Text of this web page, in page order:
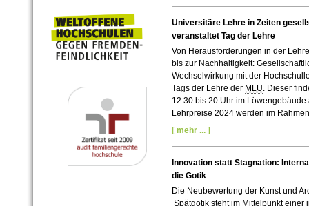
Universitäre Lehre in Zeiten
veranstaltet Tag der Lehre
Von Herausforderungen in der
bis zur Nachhaltigkeit:
Wechselwirkung mit der
Tags der Lehre der MLU. Dieser
12.30 bis 20 Uhr im
Lehrpreise 2024 werden im
[ mehr ... ]
Innovation statt Stagnation:
die Gotik
Die Neubewertung der Kunst und
Spätgotik steht im Mittelpunkt